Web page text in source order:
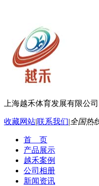
上海越禾体育发展有限公司
收藏网站|联系我们|全国热
首 页
产品展示
越禾案例
公司相册
新闻资讯